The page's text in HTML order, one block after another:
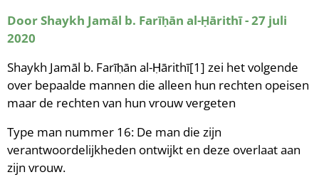
Door Shaykh Jamāl b. Farīḥān al-Ḥārithī - 27 juli
2020
Shaykh Jamāl b. Farīḥān al-Ḥārithī[1] zei het volgende
over bepaalde mannen die alleen hun rechten opeisen
maar de rechten van hun vrouw vergeten
Type man nummer 16: De man die zijn
verantwoordelijkheden ontwijkt en deze overlaat aan
zijn vrouw.